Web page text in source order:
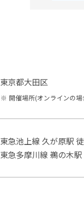
東京都大田区
開催場所(オンラインの場
東急池上線 久が原駅
東急多摩川線 鵜の木駅